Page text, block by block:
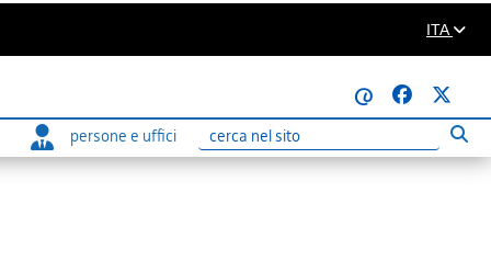
ITA
@
persone e uffici
Ricerca